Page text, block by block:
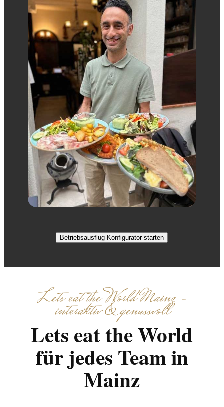
Betriebsausflug-Konfigurator starten
Lets eat the World Mainz –
interaktiv & genussvoll
Lets eat the World
für jedes Team in
Mainz